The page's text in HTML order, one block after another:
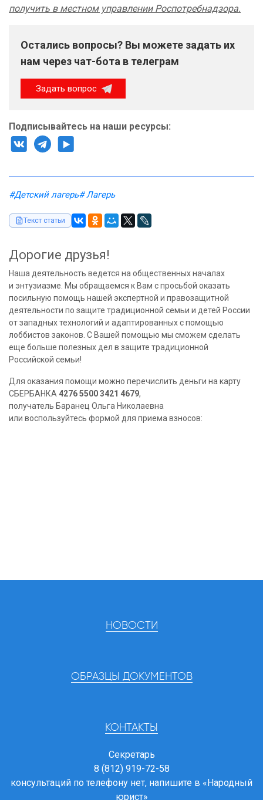
получить в местном управлении Роспотребнадзора.
Остались вопросы? Вы можете задать их
нам через чат-бота в телеграм
Задать вопрос
Подписывайтесь на наши ресурсы:
#Детский лагерь# Лагерь
Текст статьи
Дорогие друзья!
Наша деятельность ведется на общественных началах
и энтузиазме. Мы обращаемся к Вам с просьбой оказать
посильную помощь нашей экспертной и правозащитной
деятельности по защите традиционной семьи и детей России
от западных технологий и адаптированных с помощью
лоббистов законов. С Вашей помощью мы сможем сделать
еще больше полезных дел в защите традиционной
Российской семьи!
Для оказания помощи можно перечислить деньги на карту
СБЕРБАНКА 4276 5500 3421 4679,
получатель Баранец Ольга Николаевна
или воспользуйтесь формой для приема взносов:
НОВОСТИ
ОБРАЗЦЫ ДОКУМЕНТОВ
КОНТАКТЫ
Секретарь
8 (812) 919-72-58
консультаций по телефону нет, напишите в «Народный
юрист»